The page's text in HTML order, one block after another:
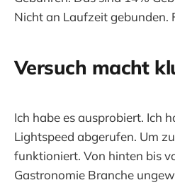
Nicht an Laufzeit gebunden.
Versuch macht
Ich habe es ausprobiert. Ich
Lightspeed abgerufen. Um
funktioniert. Von hinten bis
Gastronomie Branche